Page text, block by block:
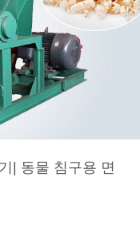
| 동물 침구용 면